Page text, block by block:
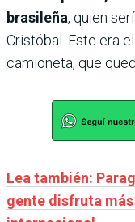
brasileña, quien
Cristóbal. Este era
camioneta, que
Lea también:
gente disfruta